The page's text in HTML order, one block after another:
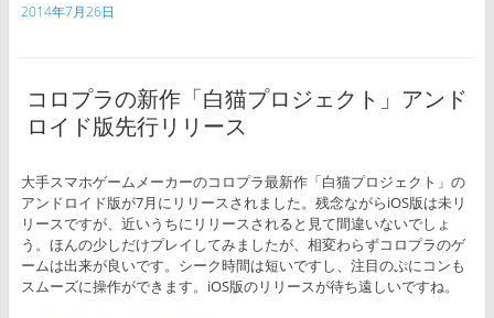
2014年7月26日
コロプラの新作「白猫プロジェクト」アンド
ロイド版先行リリース
大手スマホゲームメーカーのコロプラ最新作「白猫プロジェクト」の
アンドロイド版が7月にリリースされました。残念ながらiOS版は未リ
リースですが、近いうちにリリースされると見て間違いないでしょ
う。ほんの少しだけプレイしてみましたが、相変わらずコロプラのゲ
ームは出来が良いです。シーク時間は短いですし、注目のぷにコンも
スムーズに操作ができます。iOS版のリリースが待ち遠しいですね。